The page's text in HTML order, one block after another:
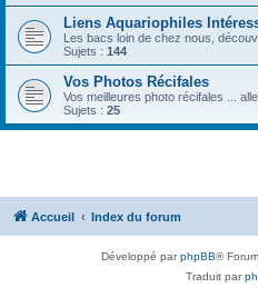
Liens Aquariophiles
Les bacs loin de chez nous,
Sujets : 144
Vos Photos Récifales
Vos meilleures photo récifales ...
Sujets : 25
Accueil Index du forum
Développé parphpBB®
Traduit par